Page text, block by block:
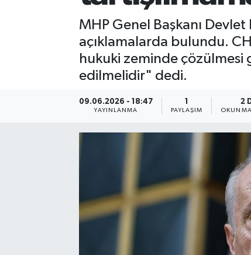
MHP Genel Başkanı
açıklamalarda bulundu.
hukuki zeminde
edilmelidir" dedi.
09.06.2026 - 18:47
YAYINLANMA
1
PAYLAŞIM
2
OKUNMA